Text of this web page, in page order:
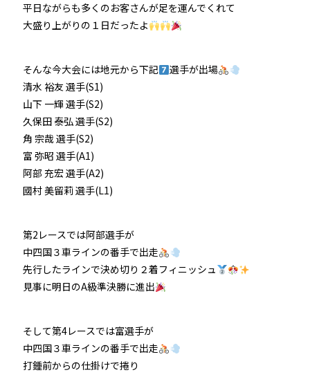
平日ながらも多くのお客さんが足を運んでくれて
大盛り上がりの１日だったよ
そんな今大会には地元から下記
選手が出場
清水 裕友 選手(S1)
山下 一輝 選手(S2)
久保田 泰弘 選手(S2)
角 宗哉 選手(S2)
富 弥昭 選手(A1)
阿部 充宏 選手(A2)
國村 美留莉 選手(L1)
第2レースでは阿部選手が
中四国３車ラインの番手で出走
先行したラインで決め切り２着フィニッシュ
見事に明日のA級準決勝に進出
そして第4レースでは富選手が
中四国３車ラインの番手で出走
打鍾前からの仕掛けで捲り